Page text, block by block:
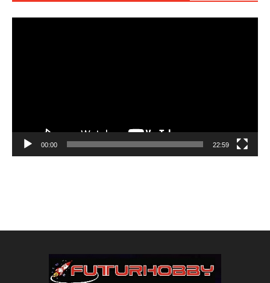
00:00 22:59